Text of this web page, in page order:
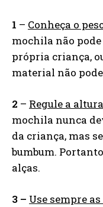
1 – Conheça o
mochila não pode
própria criança,
material não
2 – Regule a
mochila nunca
da criança, mas
bumbum.
alças.
3 – Use sempre